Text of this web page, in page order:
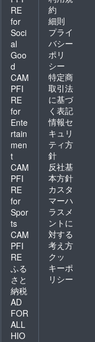
RE
for
Soci
al
Goo
d
CAM
PFI
RE
for
Ente
rtain
men
t
CAM
PFI
RE
for
Spor
ts
CAM
PFI
RE
ふる
さと
納税
AD
FOR
ALL
HIO
約
細則
プライ
バシー
ポリ
シー
特定商
取引法
に基づ
く表記
情報セ
キュリ
ティ方
針
反社基
本方針
カスタ
マーハ
ラスメ
ントに
対する
考え方
クッ
キーポ
リシー